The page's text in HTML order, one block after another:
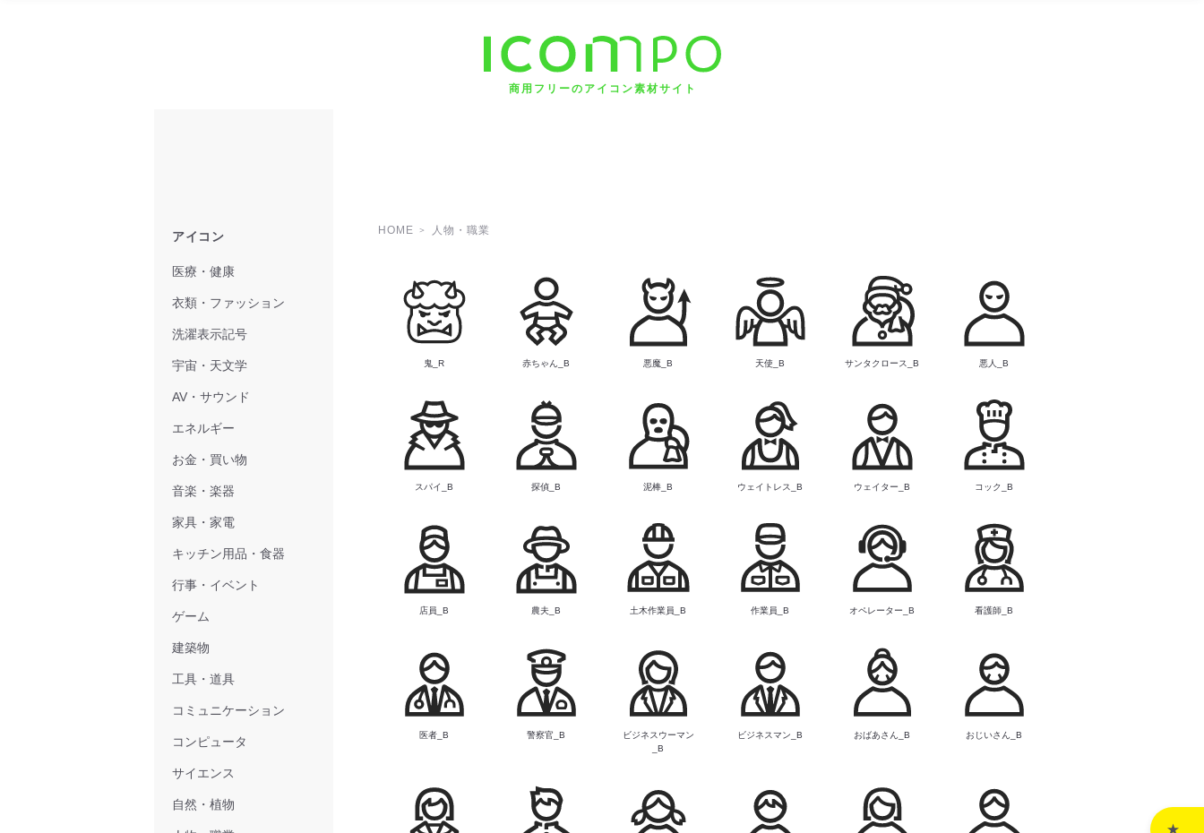
商用フリーのアイコン素材サイト
HOME 人物・職業
鬼_R 赤ちゃん_B 悪魔_B 天使_B サンタクロース_B 悪人_B
スパイ_B 探偵_B 泥棒_B ウェイトレス_B ウェイター_B コック_B
店員_B 農夫_B 土木作業員_B 作業員_B オペレーター_B 看護師_B
医者_B 警察官_B
ビジネスウーマン
_B
ビジネスマン_B おばあさん_B おじいさん_B
アイコン
医療・健康
衣類・ファッション
洗濯表示記号
宇宙・天文学
AV・サウンド
エネルギー
お金・買い物
音楽・楽器
家具・家電
キッチン用品・食器
行事・イベント
ゲーム
建築物
工具・道具
コミュニケーション
コンピュータ
サイエンス
自然・植物